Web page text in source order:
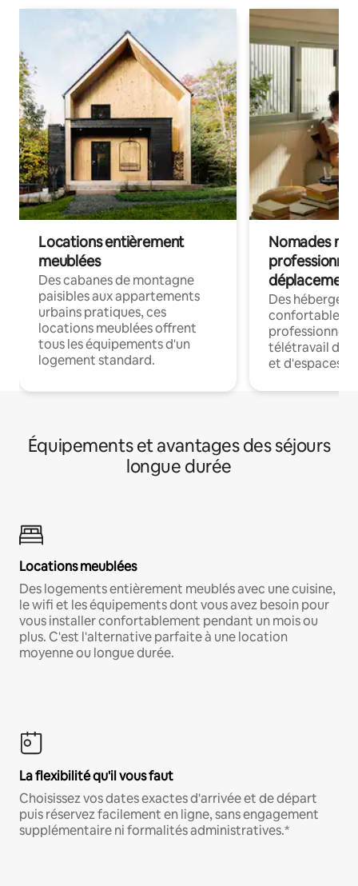
Locations entièrement
meublées
Des cabanes de montagne
paisibles aux appartements
urbains pratiques, ces
locations meublées offrent
tous les équipements d'un
logement standard.
Nomades
déplacement
Des
confortables
professionnels
télétravail
et d'espaces
Équipements et avantages des séjours
longue durée
Locations meublées
Des logements entièrement meublés avec une cuisine,
le wifi et les équipements dont vous avez besoin pour
vous installer confortablement pendant un mois ou
plus. C'est l'alternative parfaite à une location
moyenne ou longue durée.
La flexibilité qu'il vous faut
Choisissez vos dates exactes d'arrivée et de départ
puis réservez facilement en ligne, sans engagement
supplémentaire ni formalités administratives.*